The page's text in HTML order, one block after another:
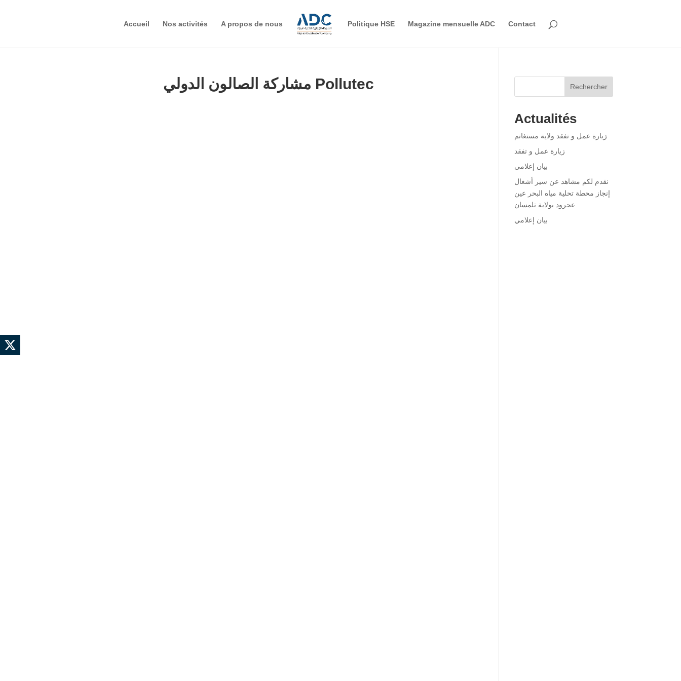
Accueil Nos activités A propos de nous Politique HSE Magazine mensuelle ADC Contact
مشاركة الصالون الدولي Pollutec Rechercher
Actualités
زيارة عمل و تفقد ولاية مستغانم
زيارة عمل و تفقد
بيان إعلامي
نقدم لكم مشاهد عن سير أشغال
إنجاز محطة تحلية مياه البحر عين
عجرود بولاية تلمسان
بيان إعلامي